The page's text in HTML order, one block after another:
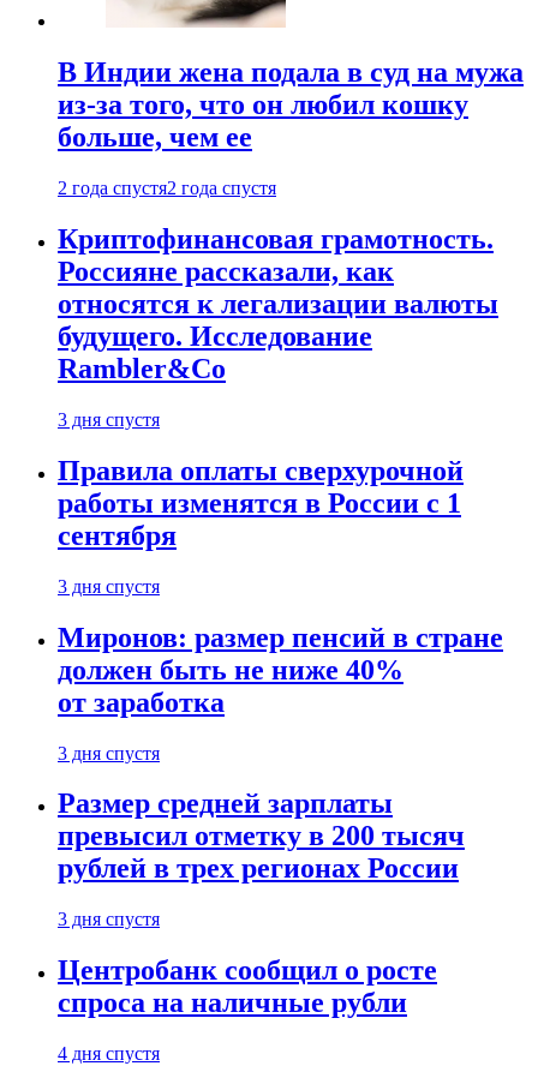
В Индии жена подала в суд на мужа
из-за того, что он любил кошку
больше, чем ее
2 года спустя2 года спустя
Криптофинансовая грамотность.
Россияне рассказали, как
относятся к легализации валюты
будущего. Исследование
Rambler&Co
3 дня спустя
Правила оплаты сверхурочной
работы изменятся в России с 1
сентября
3 дня спустя
Миронов: размер пенсий в стране
должен быть не ниже 40%
от заработка
3 дня спустя
Размер средней зарплаты
превысил отметку в 200 тысяч
рублей в трех регионах России
3 дня спустя
Центробанк сообщил о росте
спроса на наличные рубли
4 дня спустя